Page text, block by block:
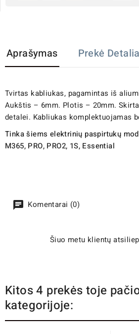
Aprašymas Prekė
Tvirtas kabliukas, pagamintas iš
Aukštis – 6mm. Plotis – 20mm.
detalei. Kabliukas komplektuojamas
Tinka šiems elektrinių paspirtukų
M365, PRO, PRO2, 1S, Essential
Komentarai (0)
Šiuo metu klientų
Kitos 4 prekės toje
kategorijoje: